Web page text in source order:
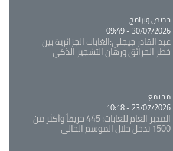
Catégorie
حصص وبرامج
30/07/2026 - 09:49
عبد القادر جيجلي:الغابات الجزائرية بين
خطر الحرائق ورهان التشجير الذكي
Catégorie
مجتمع
23/07/2026 - 10:18
المدير العام للغابات: 445 حريقاً وأكثر من
1500 تدخل خلال الموسم الحالي